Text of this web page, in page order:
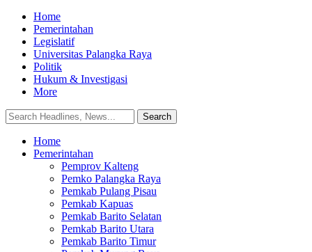
Home
Pemerintahan
Legislatif
Universitas Palangka Raya
Politik
Hukum & Investigasi
More
Home
Pemerintahan
Pemprov Kalteng
Pemko Palangka Raya
Pemkab Pulang Pisau
Pemkab Kapuas
Pemkab Barito Selatan
Pemkab Barito Utara
Pemkab Barito Timur